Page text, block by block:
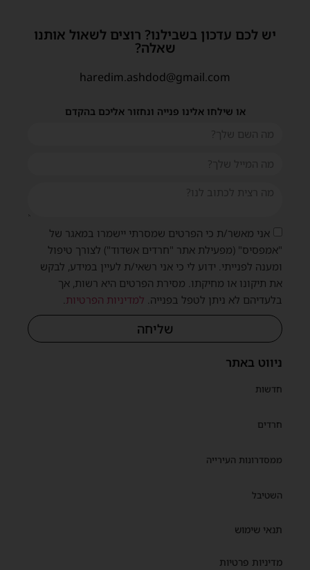
ניווט באתר
חדשות
חרדים
ממסדרונות העירייה
השטיבל
תנאי שימוש
מדיניות פרטיות
יש לכם עדכון בשבילנו? רוצים לשאול אותנו
שאלה?
haredim.ashdod@gmail.com
או שילחו אלינו פנייה ונחזור אליכם בהקדם
אני מאשר/ת כי הפרטים שמסרתי יישמרו במאגר של
"אמפסיס" (מפעילת אתר "חרדים אשדוד") לצורך טיפול
ומענה לפנייתי. ידוע לי כי אני רשאי/ת לעיין במידע, לבקש
את תיקונו או מחיקתו. מסירת הפרטים היא רשות, אך
בלעדיהם לא ניתן לטפל בפנייה.למדיניות הפרטיות.
שליחה